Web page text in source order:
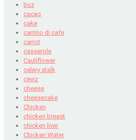
buz
cacao
cake
carrino di cafe
carrot
casserole
Cauliflower
celery stalk
ceviz
cheese
cheesecake
Chicken
chicken breast
chicken liver
Chicken Water